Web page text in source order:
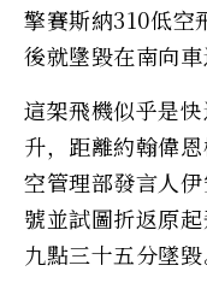
擎賽斯納310低空
後就墬毀在南向車
這架飛機似乎是
升，距離約翰偉
空管理部發言人
號並試圖折返原
九點三十五分墜毀